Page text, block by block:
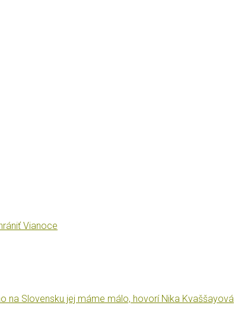
Vianoce
na Slovensku jej máme málo, hovorí Nika Kvaššayová